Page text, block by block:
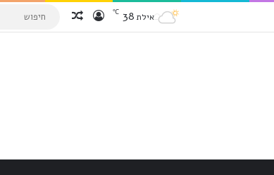
אילת 38
℃ הכנס למערכת
Random Article